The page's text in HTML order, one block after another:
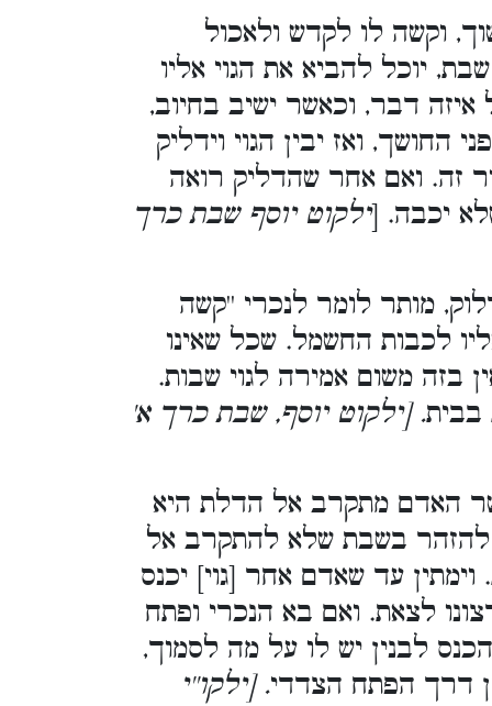
וקשה לו לקדש ולאכול
יוכל להביא את הגוי אליו
איזה דבר, וכאשר ישיב בחיוב,
ואז יבין הגוי וידליק
זה. ואם אחר שהדליק רואה
יכבה. [ילקוט יוסף שבת כרך
מותר לומר לנכרי ''קשה
לכבות החשמל. שכל שאינו
בזה משום אמירה לגוי שבות.
בבית. [ילקוט יוסף, שבת כרך א'
האדם מתקרב אל הדלת היא
להזהר בשבת שלא להתקרב אל
עד שאדם אחר [גוי] יכנס
לצאת. ואם בא הנכרי ופתח
לבנין יש לו על מה לסמוך,
דרך הפתח הצדדי. [ילקו''י